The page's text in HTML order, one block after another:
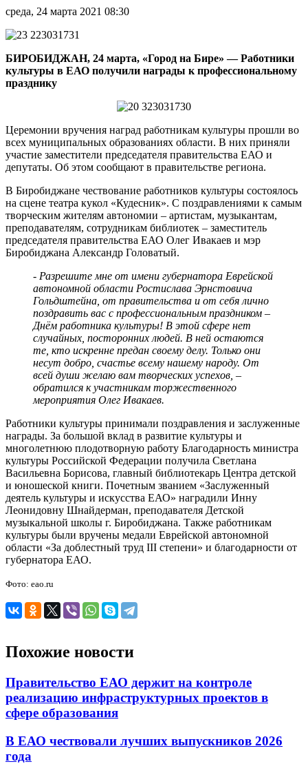
в
ЕАО
среда, 24 марта 2021 08:30
БИРОБИДЖАН, 24 марта, «Город на Бире» —Работники
культуры в ЕАО получили награды к профессиональному
празднику
Церемонии вручения наград работникам культуры прошли во
всех муниципальных образованиях области. В них приняли
участие заместители председателя правительства ЕАО и
депутаты. Об этом сообщают в правительстве региона.
В Биробиджане чествование работников культуры состоялось
на сцене театра кукол «Кудесник». С поздравлениями к самым
творческим жителям автономии – артистам, музыкантам,
преподавателям, сотрудникам библиотек – заместитель
председателя правительства ЕАО Олег Ивакаев и мэр
Биробиджана Александр Головатый.
- Разрешите мне от имени губернатора Еврейской
автономной области Ростислава Эрнстовича
Гольдштейна, от правительства и от себя лично
поздравить вас с профессиональным праздником –
Днём работника культуры! В этой сфере нет
случайных, посторонних людей. В ней остаются
те, кто искренне предан своему делу. Только они
несут добро, счастье всему нашему народу. От
всей души желаю вам творческих успехов, –
обратился к участникам торжественного
мероприятия Олег Ивакаев.
Работники культуры принимали поздравления и заслуженные
награды. За большой вклад в развитие культуры и
многолетнюю плодотворную работу Благодарность министра
культуры Российской Федерации получила Светлана
Васильевна Борисова, главный библиотекарь Центра детской
и юношеской книги. Почетным званием «Заслуженный
деятель культуры и искусства ЕАО» наградили Инну
Леонидовну Шнайдерман, преподавателя Детской
музыкальной школы г. Биробиджана. Также работникам
культуры были вручены медали Еврейской автономной
области «За доблестный труд III степени» и благодарности от
губернатора ЕАО.
Фото: eao.ru
Похожие новости
Правительство ЕАО держит на контроле
реализацию инфраструктурных проектов в
сфере образования
В ЕАО чествовали лучших выпускников 2026
года